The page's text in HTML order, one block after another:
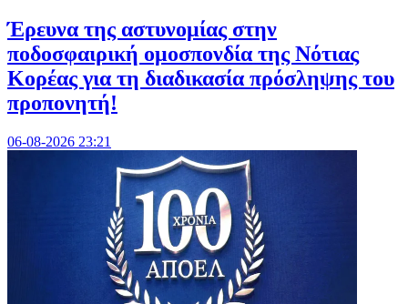
Έρευνα της αστυνομίας στην
ποδοσφαιρική ομοσπονδία της Νότιας
Κορέας για τη διαδικασία πρόσληψης του
προπονητή!
06-08-2026 23:21